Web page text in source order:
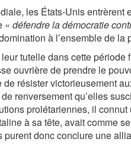
les États-Unis entrèrent
« défendre la démocratie
à l’ensemble de la
tutelle dans cette
ouvrière de prendre le
résister victorieusement
renversement qu’elles
prolétariennes, il
à sa tête, avait comme
donc conclure une